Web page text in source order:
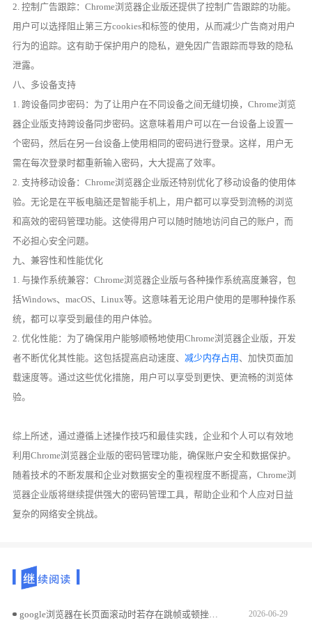
2. 控制广告跟踪：Chrome浏览器企业版还提供了控制广告跟踪的功能。
用户可以选择阻止第三方cookies和标签的使用，从而减少广告商对用户
行为的追踪。这有助于保护用户的隐私，避免因广告跟踪而导致的隐私
泄露。
八、多设备支持
1. 跨设备同步密码：为了让用户在不同设备之间无缝切换，Chrome浏览
器企业版支持跨设备同步密码。这意味着用户可以在一台设备上设置一
个密码，然后在另一台设备上使用相同的密码进行登录。这样，用户无
需在每次登录时都重新输入密码，大大提高了效率。
2. 支持移动设备：Chrome浏览器企业版还特别优化了移动设备的使用体
验。无论是在平板电脑还是智能手机上，用户都可以享受到流畅的浏览
和高效的密码管理功能。这使得用户可以随时随地访问自己的账户，而
不必担心安全问题。
九、兼容性和性能优化
1. 与操作系统兼容：Chrome浏览器企业版与各种操作系统高度兼容，包
括Windows、macOS、Linux等。这意味着无论用户使用的是哪种操作系
统，都可以享受到最佳的用户体验。
2. 优化性能：为了确保用户能够顺畅地使用Chrome浏览器企业版，开发
者不断优化其性能。这包括提高启动速度、减少内存占用 、加快页面加
载速度等。通过这些优化措施，用户可以享受到更快、更流畅的浏览体
验。
综上所述，通过遵循上述操作技巧和最佳实践，企业和个人可以有效地
利用Chrome浏览器企业版的密码管理功能，确保账户安全和数据保护。
随着技术的不断发展和企业对数据安全的重视程度不断提高，Chrome浏
览器企业版将继续提供强大的密码管理工具，帮助企业和个人应对日益
复杂的网络安全挑战。
google浏览器在长页面滚动时若存在跳帧或顿挫感，多与默认渲染反馈有关。在Flags设置中激活“平滑滚动”特性，可显著改善鼠标滚轮的滑动质感，实现极致丝滑的页面翻阅体验。 2026-06-29